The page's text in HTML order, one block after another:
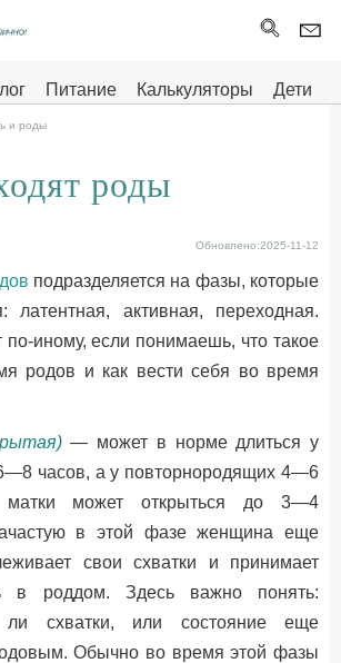
Питание Калькуляторы
Дети
Здоровье на отлично
и роды
роды
Обновлено:2025-11-12
подразделяется на фазы, которые
латентная, активная, переходная.
по-иному, если понимаешь, что такое
родов и как вести себя во время
— может в норме длиться у
часов, а у повторнородящих 4—6
может открыться до 3—4
в этой фазе женщина еще
свои схватки и принимает
в роддом. Здесь важно понять:
ли схватки, или состояние еще
Обычно во время этой фазы